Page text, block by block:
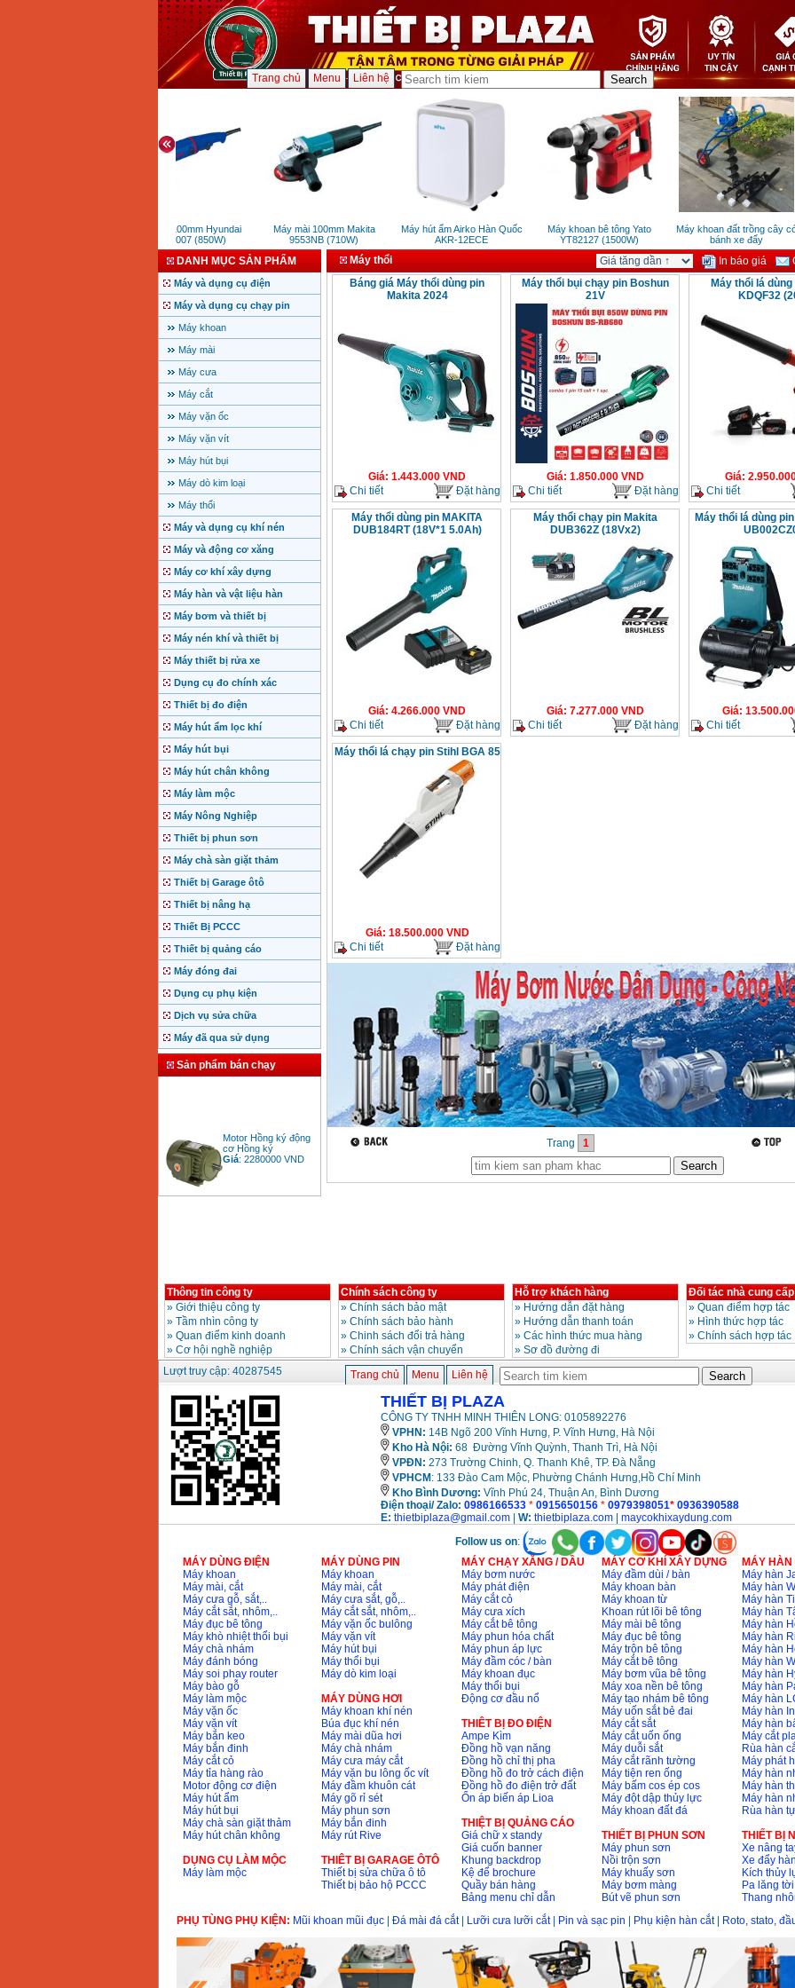
Trang chủ Menu Liên hệ
Máy mài 100mm Hyundai
HMG1007 (850W)
Máy mài 100mm Makita
9553NB (710W)
Máy hút ẩm Airko Hàn Quốc
AKR-12ECE
Máy khoan bê tông Yato
YT82127 (1500W)
Máy khoan đất trồng cây có
bánh xe đẩy
DANH MỤC SẢN PHẨM
Máy và dụng cụ điện
Máy và dụng cụ chạy pin
Máy khoan
Máy mài
Máy cưa
Máy cắt
Máy vặn ốc
Máy vặn vít
Máy hút bụi
Máy dò kim loại
Máy thổi
Máy và dụng cụ khí nén
Máy và động cơ xăng
Máy cơ khí xây dựng
Máy hàn và vật liệu hàn
Máy bơm và thiết bị
Máy nén khí và thiết bị
Máy thiết bị rửa xe
Dụng cụ đo chính xác
Thiết bị đo điện
Máy hút ẩm lọc khí
Máy hút bụi
Máy hút chân không
Máy làm mộc
Máy Nông Nghiệp
Thiết bị phun sơn
Máy chà sàn giặt thảm
Thiết bị Garage ôtô
Thiết bị nâng hạ
Thiết Bị PCCC
Thiết bị quảng cáo
Máy đóng đai
Dụng cụ phụ kiện
Dịch vụ sửa chữa
Máy đã qua sử dụng
Sản phẩm bán chạy
Motor Hồng ký động
cơ Hồng ký
Giá:2280000
Bảng giá mũi khoan
rút lõi bê tông
Giá:330000
năng GBH 2-26DRE
(800W)
3980000
Máy cưa xích chạy
xăng Stihl MS661
Giá :29900000
Máy cắt góc đa năng
Makita LS1019L
Bộ máy khoan 100
chi tiết Bosch GSB
13RE (650W)
Giá: 2200000
Máy khoan Bosch
GSB 16RE (750W)
Giá:
Động cơ xăng Honda
GX160 (5.5HP)
Giá
Máy mài 100mm
Makita 9553B (710W)
Giá:1296000
Máy thổi In báo giá
Báng giá Máy thổi dùng pin
Makita 2024
Giá: 1.443.000 VND
Chi tiết
Đặt hàng
Máy thổi bụi chạy pin Boshun
21V
Giá: 1.850.000 VND
Chi tiết
Đặt hàng
Máy thổi lá
KDQF32
Giá:
Chi tiết
Máy thổi dùng pin MAKITA
DUB184RT (18V*1 5.0Ah)
Giá: 4.266.000 VND
Chi tiết
Đặt hàng
Máy thổi chạy pin Makita
DUB362Z (18Vx2)
Giá: 7.277.000 VND
Chi tiết
Đặt hàng
Máy thổi lá dùng
Giá:
Chi tiết
Máy thổi lá chạy pin Stihl BGA 85
Giá: 18.500.000VND
Chi tiết
Đặt hàng
Trang 1
Thông tin công ty
» Giới thiệu công ty
» Tầm nhìn công ty
» Quan điểm kinh doanh
» Cơ hội nghề nghiệp
Chính sách công ty
» Chính sách bảo mật
» Chính sách bảo hành
» Chinh sách đổi trả hàng
» Chính sách vận chuyển
Hỗ trợ khách hàng
» Hướng dẫn đặt hàng
» Hướng dẫn thanh toán
» Các hình thức mua hàng
» Sơ đồ đường đi
Đối tác nhà cung cấp
» Quan điểm hợp tác
» Hình thức hợp tác
» Chính sách hợp tác
Lượt truy cập: 40287545 Trang chủ Menu Liên hệ
THIẾT BỊ PLAZA
CÔNG TY TNHH MINH THIÊN LONG: 0105892276
VPHN: 14B Ngõ 200 Vĩnh Hưng, P. Vĩnh Hưng, Hà Nội
Kho Hà Nội: 68 Đường Vĩnh Quỳnh, Thanh Trì, Hà Nội
VPĐN: 273 Trường Chinh, Q. Thanh Khê, TP. Đà Nẵng
VPHCM : 133 Đào Cam Mộc, Phường Chánh Hưng,Hồ Chí Minh
Kho Bình Dương: Vĩnh Phú 24, Thuận An, Bình Dương
Điện thoại/ Zalo: 0986166533 * 0915650156* 0979398051* 0936390588
E: thietbiplaza@gmail.com| W: thietbiplaza.com| maycokhixaydung.com
Follow us on:
MÁY DÙNG ĐIỆN
Máy khoan
Máy mài, cắt
Máy cưa gỗ, sắt,..
Máy cắt sắt, nhôm,..
Máy đục bê tông
Máy khò nhiệt thổi bụi
Máy chà nhám
Máy đánh bóng
Máy soi phay router
Máy bào gỗ
Máy làm mộc
Máy vặn ốc
Máy vặn vít
Máy bắn keo
Máy bắn đinh
Máy cắt cỏ
Máy tỉa hàng rào
Motor động cơ điện
Máy hút ẩm
Máy hút bụi
Máy chà sàn giặt thảm
Máy hút chân không
DỤNG CỤ LÀM MỘC
Máy làm mộc
MÁY DÙNG PIN
Máy khoan
Máy mài, cắt
Máy cưa sắt, gỗ,..
Máy cắt sắt, nhôm,..
Máy vặn ốc bulông
Máy vặn vít
Máy hút bụi
Máy thổi bụi
Máy dò kim loại
MÁY DÙNG HƠI
Máy khoan khí nén
Búa đục khí nén
Máy mài dũa hơi
Máy chà nhám
Máy cưa máy cắt
Máy vặn bu lông ốc vít
Máy đầm khuôn cát
Máy gõ rỉ sét
Máy phun sơn
Máy bắn đinh
Máy rút Rive
THIÊT BỊ GARAGE ÔTÔ
Thiết bị sửa chữa ô tô
Thiết bị bảo hộ PCCC
MÁY CHẠY XĂNG / DẦU
Máy bơm nước
Máy phát điện
Máy cắt cỏ
Máy cưa xích
Máy cắt bê tông
Máy phun hóa chất
Máy phun áp lực
Máy đầm cóc / bàn
Máy khoan đục
Máy thổi bụi
Động cơ đầu nổ
THIÊT BỊ ĐO ĐIỆN
Ampe Kìm
Đồng hồ vạn năng
Đồng hồ chỉ thị pha
Đồng hồ đo trở cách điện
Đồng hồ đo điện trở đất
Ổn áp biến áp Lioa
THIỆT BỊ QUẢNG CÁO
Giá chữ x standy
Giá cuốn banner
Khung backdrop
Kệ để brochure
Quầy bán hàng
Bảng menu chỉ dẫn
MÁY CƠ KHÍ XÂY DỰNG
Máy đầm dùi / bàn
Máy khoan bàn
Máy khoan từ
Khoan rút lõi bê tông
Máy mài bê tông
Máy đục bê tông
Máy trộn bê tông
Máy cắt bê tông
Máy bơm vũa bê tông
Máy xoa nền bê tông
Máy tạo nhám bê tông
Máy uốn sắt bẻ đai
Máy cắt sắt
Máy cắt uốn ống
Máy duỗi sắt
Máy cắt rãnh tường
Máy tiện ren ống
Máy bấm cos ép cos
Máy đột dập thủy lực
Máy khoan đất đá
THIẾT BỊ PHUN SƠN
Máy phun sơn
Nồi trộn sơn
Máy khuấy sơn
Máy bơm màng
Bút vẽ phun sơn
MÁY HÀN
Máy hàn
Máy hàn
Máy hàn
Máy hàn
Máy hàn
Máy hàn
Máy hàn
Máy hàn
Máy hàn
Máy hàn
Máy hàn
Máy hàn
Máy hàn
Máy cắt
Rùa hàn
Máy phát
Máy hàn
Máy hàn
Máy hàn
Rùa hàn
THIẾT BỊ
Xe nâng
Xe đẩy
Kích thủy
Pa lăng
Thang
PHỤ TÙNG PHỤ KIỆN: Mũi khoan mũi đục| Đá mài đá cắt| Lưỡi cưa lưỡi cắt| Pin và sạc pin Phụ kiện hàn cắt| Roto, stato,